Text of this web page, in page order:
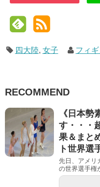
四大陸, 女子 フィ
RECOMMEND
《日本
す・・・
果＆まと
ト世界選
先日、アメリ
の世界選手権